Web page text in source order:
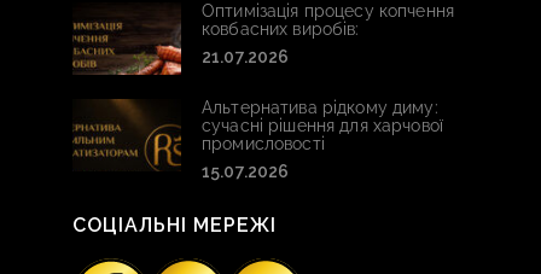
Оптимізація процесу копчення
ковбасних виробів:
21.07.2026
Альтернатива рідкому диму:
сучасні рішення для харчової
промисловості
15.07.2026
СОЦІАЛЬНІ МЕРЕЖІ